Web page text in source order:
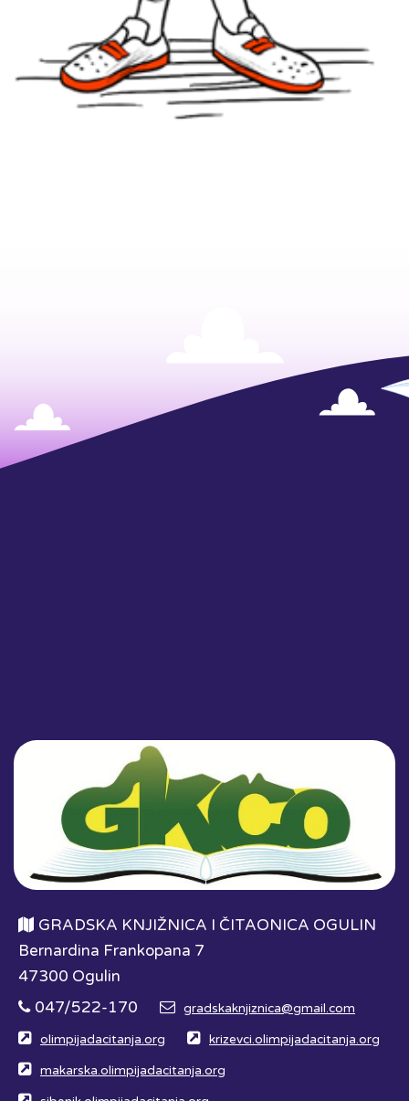
GRADSKA KNJIŽNICA I ČITAONICA OGULIN
Bernardina Frankopana 7
47300 Ogulin
047/522-170
gradskaknjiznica@gmail.com
olimpijadacitanja.org krizevci.olimpijadacitanja.org
makarska.olimpijadacitanja.org